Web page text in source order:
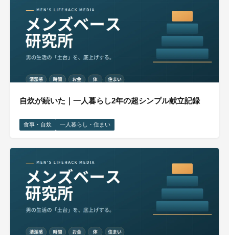
自炊が続いた｜一人暮らし2年の超シンプル献立記録
食事・自炊 一人暮らし・住まい